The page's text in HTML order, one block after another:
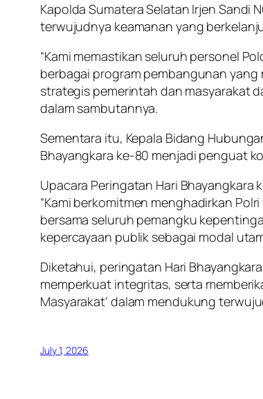
Kapolda Sumatera Selatan Irjen Sandi
terwujudnya keamanan yang
“Kami memastikan seluruh personel
berbagai program pembangunan
strategis pemerintah dan masyarakat
dalam sambutannya.
Sementara itu, Kepala Bidang
Bhayangkara ke-80 menjadi penguat
Upacara Peringatan Hari Bhayangkara
“Kami berkomitmen menghadirkan
bersama seluruh pemangku
kepercayaan publik sebagai modal
Diketahui, peringatan Hari
memperkuat integritas, serta
Masyarakat’ dalam mendukung
July 1, 2026